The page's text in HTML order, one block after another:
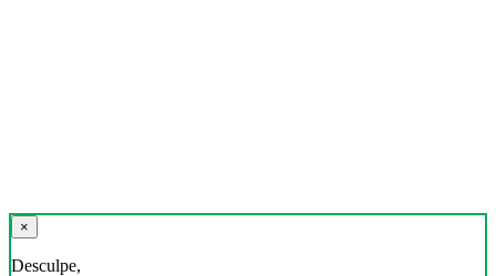
×
Desculpe,